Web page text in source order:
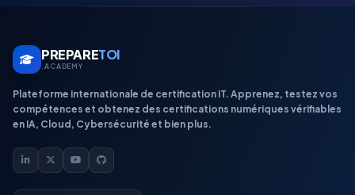
PREPARETOI
.ACADEMY
Plateforme internationale de certification IT. Apprenez, testez vos
compétences et obtenez des certifications numériques vérifiables
en IA, Cloud, Cybersécurité et bien plus.